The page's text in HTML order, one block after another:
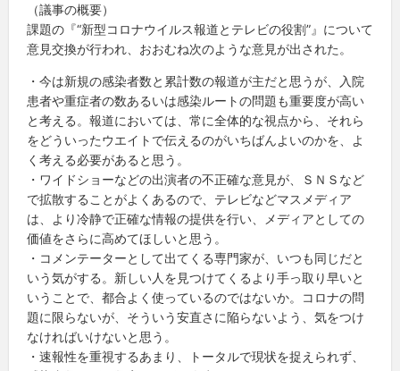
（議事の概要）
課題の『“新型コロナウイルス報道とテレビの役割”』について
意見交換が行われ、おおむね次のような意見が出された。
・今は新規の感染者数と累計数の報道が主だと思うが、入院
患者や重症者の数あるいは感染ルートの問題も重要度が高い
と考える。報道においては、常に全体的な視点から、それら
をどういったウエイトで伝えるのがいちばんよいのかを、よ
く考える必要があると思う。
・ワイドショーなどの出演者の不正確な意見が、ＳＮＳなど
で拡散することがよくあるので、テレビなどマスメディア
は、より冷静で正確な情報の提供を行い、メディアとしての
価値をさらに高めてほしいと思う。
・コメンテーターとして出てくる専門家が、いつも同じだと
いう気がする。新しい人を見つけてくるより手っ取り早いと
いうことで、都合よく使っているのではないか。コロナの問
題に限らないが、そういう安直さに陥らないよう、気をつけ
なければいけないと思う。
・速報性を重視するあまり、トータルで現状を捉えられず、